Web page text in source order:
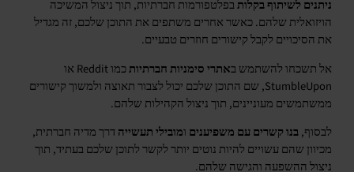
ניתנים לשיתוף בקלותבפלטפורמות חברתיות, תוך ניצול המשיכה
הויזואלית שלהם. כאשר אחרים משתפים את התוכן שלכם, זה מגדיל
את הסיכויים לקבל קישורים חוזרים טבעיים.
אל תשכחו להשתמש באתרי סימניות חברתיות
כמו Reddit או
StumbleUpon, שם התוכן שלכם יכול לצבור תאוצה ולמשוך קישורים
ממשתמשים מעוניינים, תוך ניצול הקהילות שלהם.
לבסוף,בנו קשרים עם משפיענים ומובילי תעשייהדרך מדיה חברתית,
מכיוון שהם עשויים להיות נוטים יותר לקשר לתוכן שלכם בעתיד, תוך
ניצול ההשפעה והגישה שלהם.